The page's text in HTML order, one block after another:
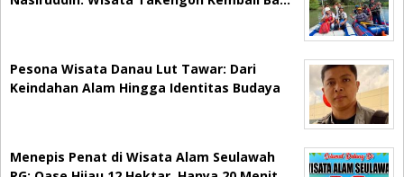
Pesona Wisata Danau Lut Tawar: Dari
Keindahan Alam Hingga Identitas Budaya
Menepis Penat di Wisata Alam Seulawah